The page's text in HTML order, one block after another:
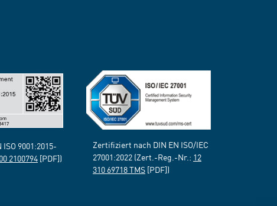
9001:2015-
2100794[PDF])
Zertifiziert nach DIN EN ISO/IEC
27001:2022 (Zert.-Reg.-Nr.: 12
310 69718 TMS [PDF])